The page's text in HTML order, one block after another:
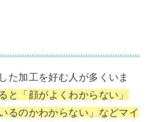
た加工を好む人が多くいま
と「顔がよくわからない」
るのかわからない」などマイ